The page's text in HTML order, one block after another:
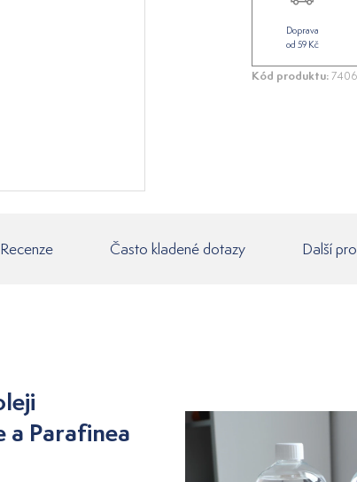
Doprava
od 59 Kč
Kód produktu:
Recenze Často kladené dotazy Další
a Parafinea